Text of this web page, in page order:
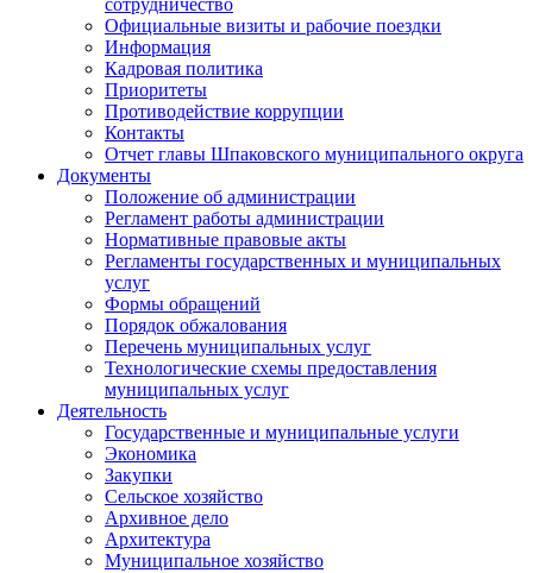
сотрудничество
Официальные визиты и рабочие поездки
Информация
Кадровая политика
Приоритеты
Противодействие коррупции
Контакты
Отчет главы Шпаковского муниципального округа
Документы
Положение об администрации
Регламент работы администрации
Нормативные правовые акты
Регламенты государственных и муниципальных
услуг
Формы обращений
Порядок обжалования
Перечень муниципальных услуг
Технологические схемы предоставления
муниципальных услуг
Деятельность
Государственные и муниципальные услуги
Экономика
Закупки
Сельское хозяйство
Архивное дело
Архитектура
Муниципальное хозяйство